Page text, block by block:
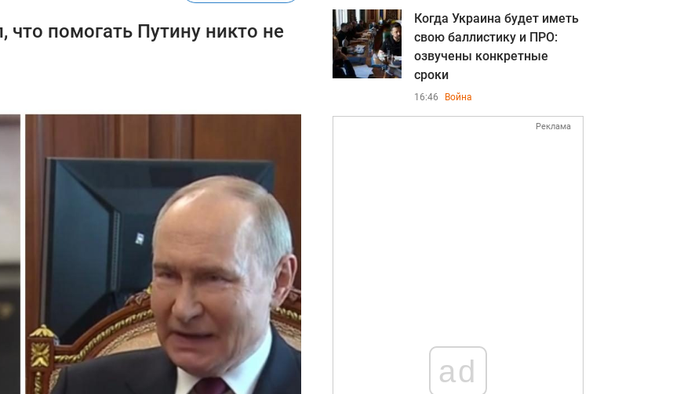
помогать Путину никто не
Когда Украина будет иметь
свою баллистику и ПРО:
озвучены конкретные
сроки
16:46 Война
Реклама
ad